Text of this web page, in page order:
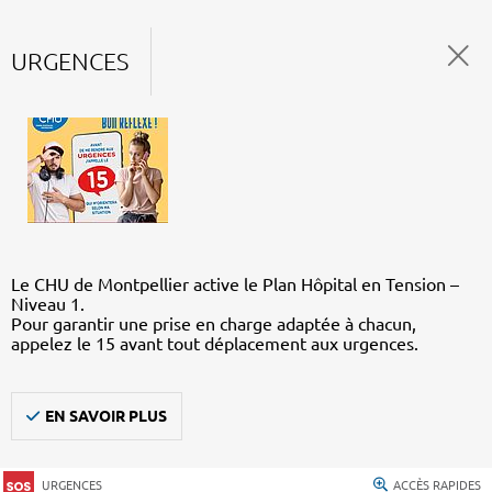
URGENCES
Le CHU de Montpellier active le Plan Hôpital en Tension –
Niveau 1.
Pour garantir une prise en charge adaptée à chacun,
appelez le 15 avant tout déplacement aux urgences.
EN SAVOIR PLUS
URGENCES ACCÈS RAPIDES